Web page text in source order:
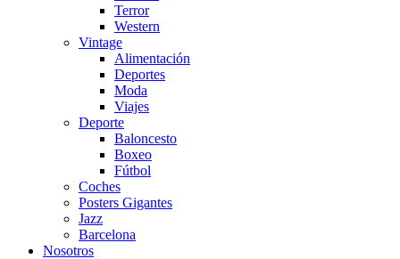
Terror
Western
Vintage
Alimentación
Deportes
Moda
Viajes
Deporte
Baloncesto
Boxeo
Fútbol
Coches
Posters Gigantes
Jazz
Barcelona
Nosotros